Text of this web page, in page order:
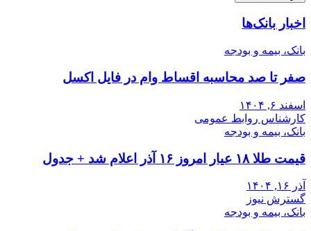
اخبار بانک‌ها
بانک، بیمه و بودجه
صفر تا صد محاسبه اقساط وام در فایل اکسل
اسفند ۶, ۱۴۰۴
کارشناس روابط عمومی
بانک، بیمه و بودجه
قیمت طلا ۱۸ عیار امروز ۱۶ آذر اعلام شد + جدول
آذر ۱۶, ۱۴۰۴
گسترش نیوز
بانک، بیمه و بودجه